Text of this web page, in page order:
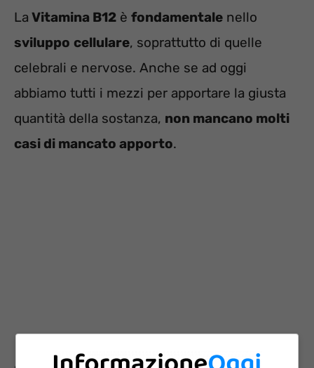
La Vitamina B12 è fondamentale nello
sviluppo cellulare, soprattutto di quelle
celebrali e nervose. Anche se ad oggi
abbiamo tutti i mezzi per apportare la giusta
quantità della sostanza, non mancano molti
casi di mancato apporto.